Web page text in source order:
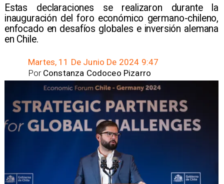
Estas declaraciones se realizaron durante la
inauguración del foro económico germano-chileno,
enfocado en desafíos globales e inversión alemana
en Chile.
Martes, 11 De Junio De 2024 9:47
Constanza Codoceo Pizarro
Por